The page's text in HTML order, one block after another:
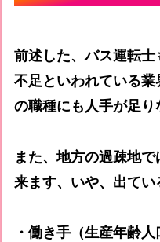
前述した、バス運転
不足といわれている
の職種にも人手が足り
また、地方の過疎地
来ます、いや、出てい
・働き手（生産年齢